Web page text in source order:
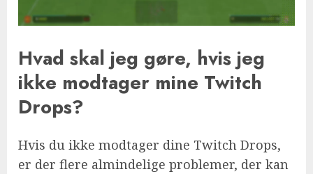
Hvad skal jeg gøre, hvis jeg
ikke modtager mine Twitch
Drops?
Hvis du ikke modtager dine Twitch Drops,
er der flere almindelige problemer, der kan